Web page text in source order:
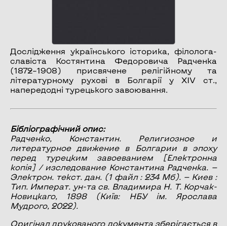
Дослідження українського історика, філолога-
славіста Костянтина Федоровича Радченка
(1872–1908) присвячене релігійному та
літературному рухові в Болгарії у XIV ст.,
напередодні турецького завоювання.
Бібліографічний опис:
Радченко, Константин.
Религиозное и
литературное движение в Болгарии в эпоху
перед турецким завоеванием[Електронна
копія] / изследование Константина Радченка. —
Электрон. текст. дан. (1 файл : 234 Мб). — Киев :
Тип. Императ. ун-та св. Владимира Н. Т. Корчак-
Новицкаго, 1898 (Київ: НБУ ім. Ярослава
Мудрого, 2022).
Оригінал друкованого документа зберігається в